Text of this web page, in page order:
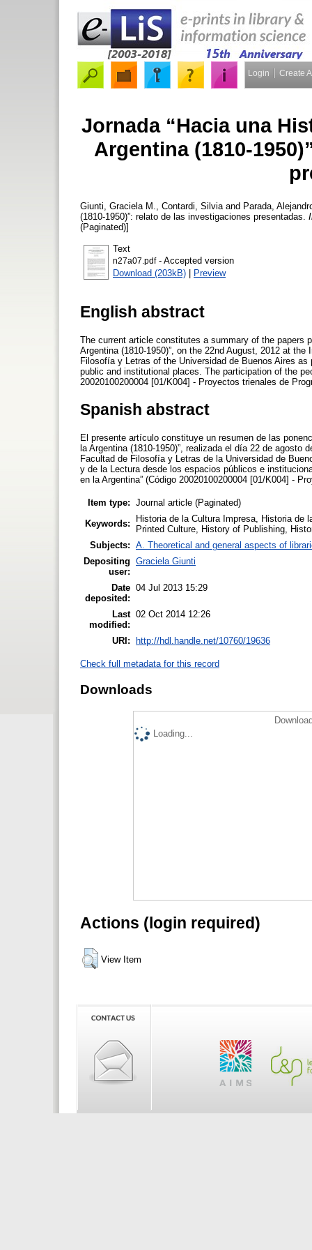
Login Create
Jornada “Hacia una
Argentina (1810-
Giunti, Graciela M. Contardi, Silvia and Parada,
(1810-1950)”: relato de las investigaciones presentadas.
(Paginated)]
Text
n27a07.pdf- Accepted version
Download (203kB) | Preview
English abstract
The current article constitutes a summary of the papers
Argentina (1810-1950)”, on the 22nd August, 2012 at
Filosofía y Letras of the Universidad de Buenos Aires
public and institutional places. The participation of the
20020100200004 [01/K004] - Proyectos trienales de
Spanish abstract
El presente artículo constituye un resumen de las
la Argentina (1810-1950)”, realizada el día 22 de
Facultad de Filosofía y Letras de la Universidad de
y de la Lectura desde los espacios públicos e
en la Argentina” (Código 20020100200004 [01/K004] -
Item type: Journal article (Paginated)
Keywords:
Historia de la Cultura Impresa, Historia de
Printed Culture, History of Publishing,
Subjects: A. Theoretical and general aspects of
Depositing
user:
Graciela Giunti
Date
deposited:
04 Jul 2013 15:29
Last
modified:
02 Oct 2014 12:26
URI: http://hdl.handle.net/10760/19636
Check full metadata for this record
Downloads
Loading...
Actions (login required)
View Item